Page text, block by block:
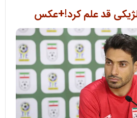
قد علم کرد!+عکس